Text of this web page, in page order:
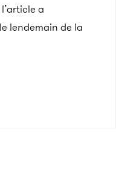
a
lendemain de la